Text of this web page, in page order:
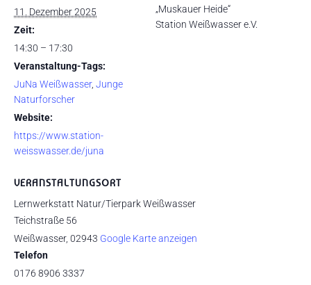
11. Dezember 2025
Zeit:
14:30 – 17:30
Veranstaltung-Tags:
JuNa Weißwasser, Junge
Naturforscher
Website:
https://www.station-
weisswasser.de/juna
VERANSTALTUNGSORT
Lernwerkstatt Natur/Tierpark Weißwasser
Teichstraße 56
Weißwasser, 02943 Google Karte anzeigen
Telefon
0176 8906 3337
„Muskauer Heide“
Station Weißwasser e.V.